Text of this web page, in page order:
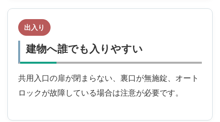
出入り
建物へ誰でも入りやすい
共用入口の扉が閉まらない、裏口が無施錠、オート
ロックが故障している場合は注意が必要です。